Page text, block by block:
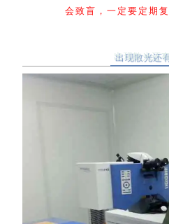
会致盲，一定要定期
出现散光还